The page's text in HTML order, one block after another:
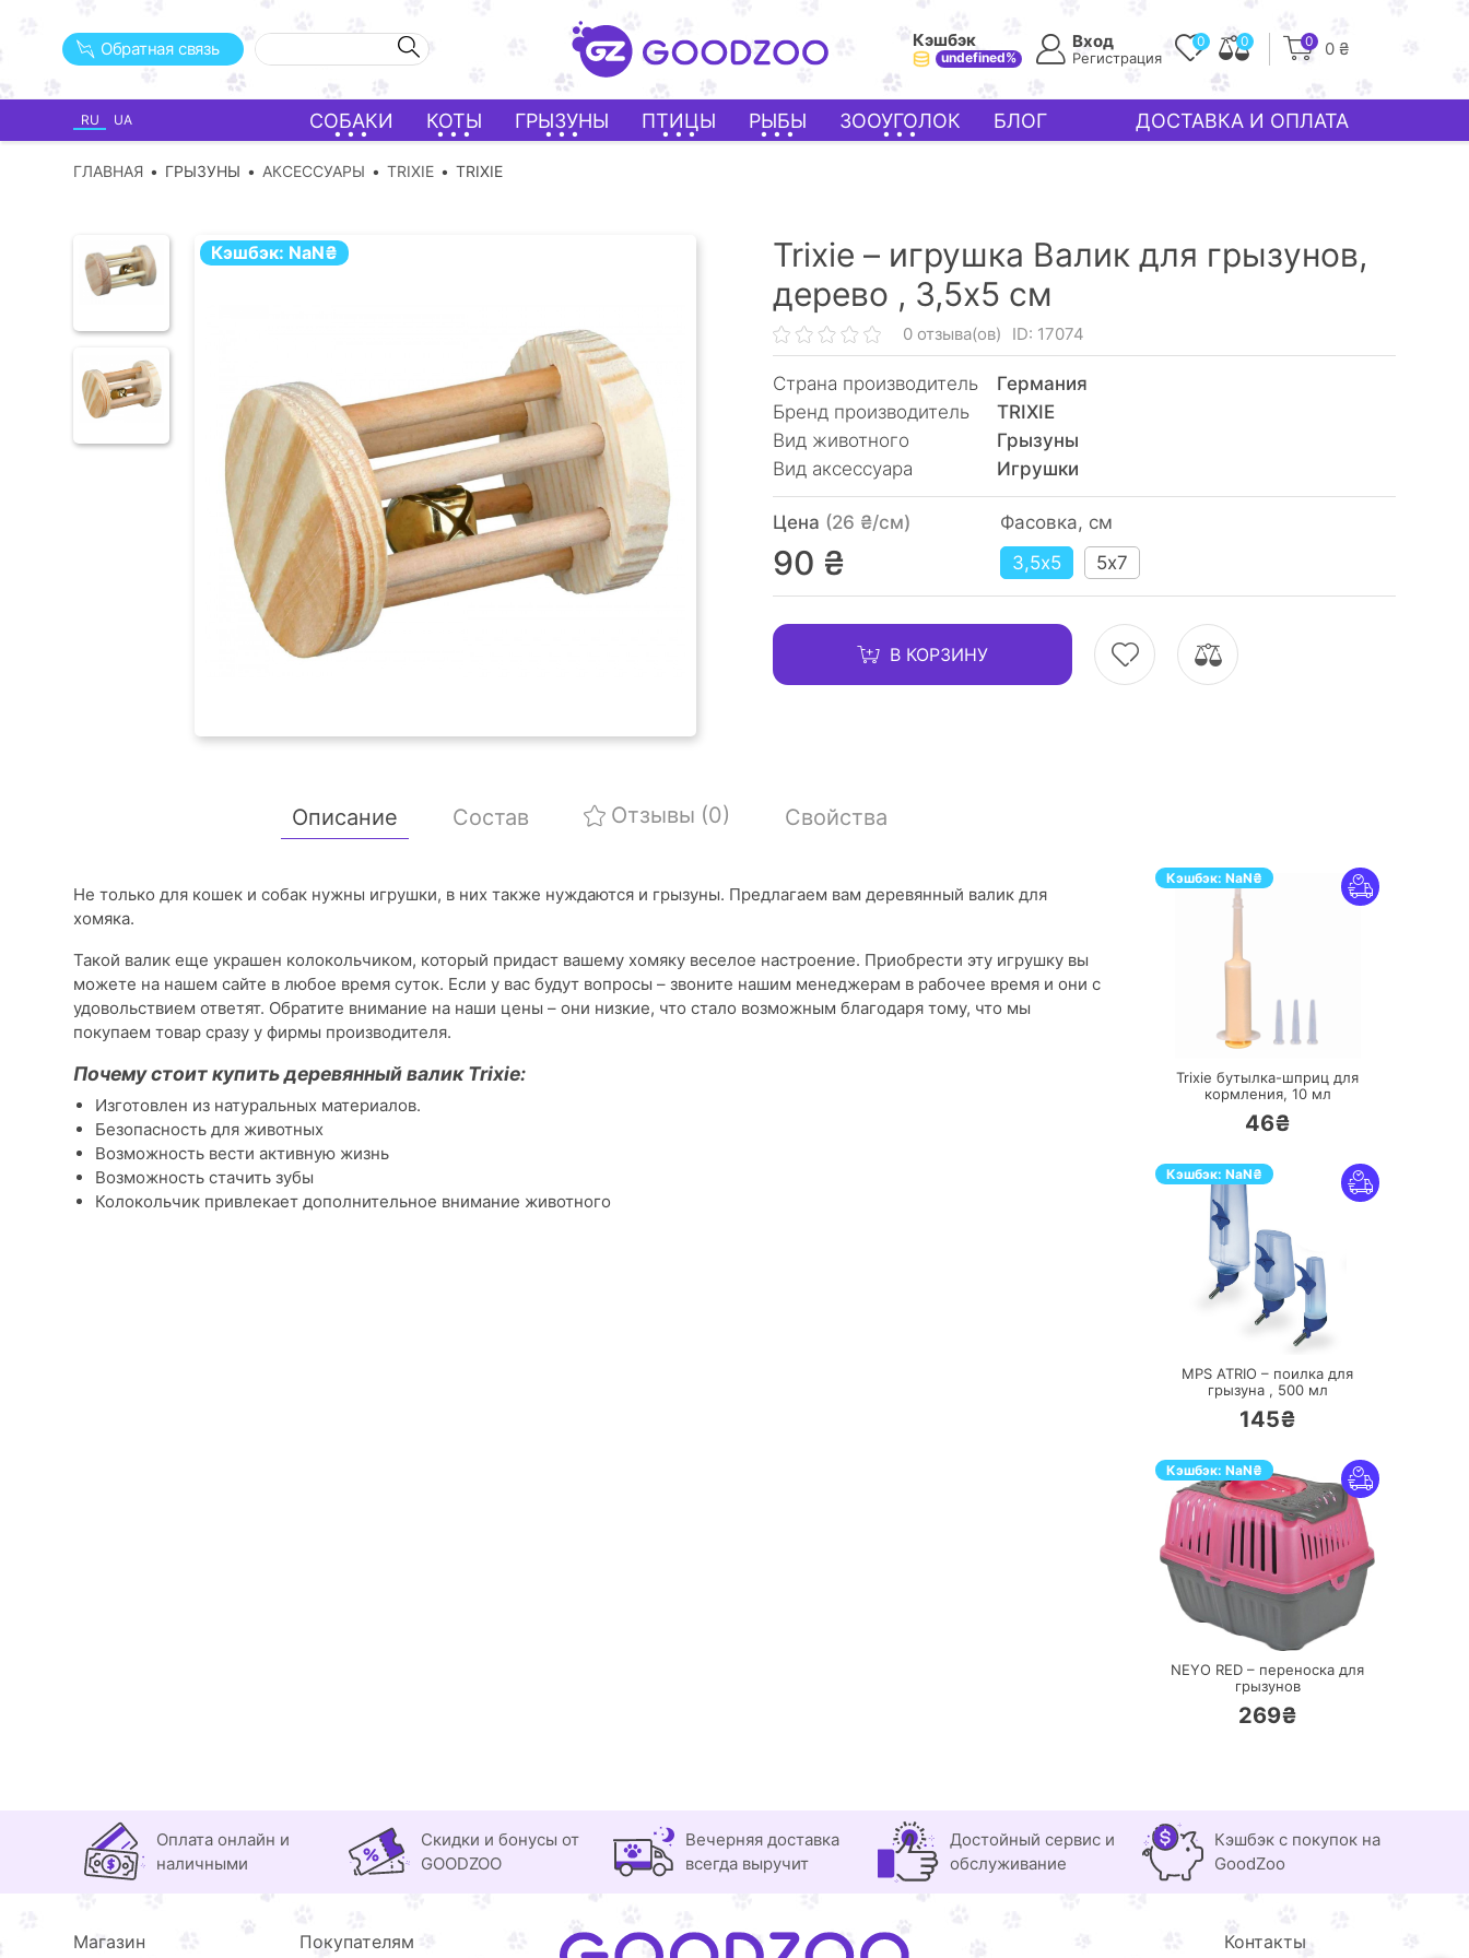
Обратная связь Кэшбэк
undefined%
Вход
Регистрация
0 0 0 0 ₴
RU UA СОБАКИ КОТЫ ГРЫЗУНЫ ПТИЦЫ РЫБЫ ЗООУГОЛОК БЛОГ ДОСТАВКА И ОПЛАТА
ГЛАВНАЯ ГРЫЗУНЫ АКСЕССУАРЫ TRIXIE TRIXIE
Кэшбэк: NaN₴
Trixie – игрушка Валик для грызунов,
дерево , 3,5х5 см
0 отзыва(ов) ID: 17074
Страна производитель
Германия
Бренд производитель
TRIXIE
Вид животного
Грызуны
Вид аксессуара
Игрушки
Цена (26 ₴/см)
90 ₴
Фасовка, см
3,5х5
5х7
В КОРЗИНУ
Описание Состав Отзывы (0) Свойства
Не только для кошек и собак нужны игрушки, в них также нуждаются и грызуны. Предлагаем вам деревянный валик для
хомяка.
Такой валик еще украшен колокольчиком, который придаст вашему хомяку веселое настроение. Приобрести эту игрушку вы
можете на нашем сайте в любое время суток. Если у вас будут вопросы – звоните нашим менеджерам в рабочее время и они с
удовольствием ответят. Обратите внимание на наши цены – они низкие, что стало возможным благодаря тому, что мы
покупаем товар сразу у фирмы производителя.
Почему стоит купить деревянный валик Trixie:
Изготовлен из натуральных материалов.
Безопасность для животных
Возможность вести активную жизнь
Возможность стачить зубы
Колокольчик привлекает дополнительное внимание животного
Кэшбэк: NaN₴
ПЕРЕЙТИ
Trixie бутылка-шприц для
кормления, 10 мл
46₴
Кэшбэк: NaN₴
ПЕРЕЙТИ
MPS ATRIO – поилка для
грызуна , 500 мл
145₴
Кэшбэк: NaN₴
NEYO RED – переноска для
грызунов
269₴
Оплата онлайн и
наличными
Скидки и бонусы от
GOODZOO
Вечерняя доставка
всегда выручит
Достойный сервис и
обслуживание
Кэшбэк с покупок на
GoodZoo
Магазин Покупателям Контакты